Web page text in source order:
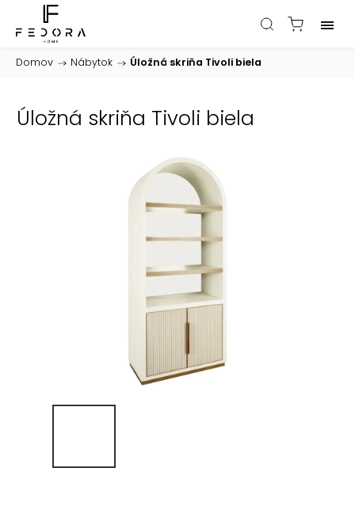
Domov / Nábytok / Úložná skriňa Tivoli biela
Úložná skriňa Tivoli biela